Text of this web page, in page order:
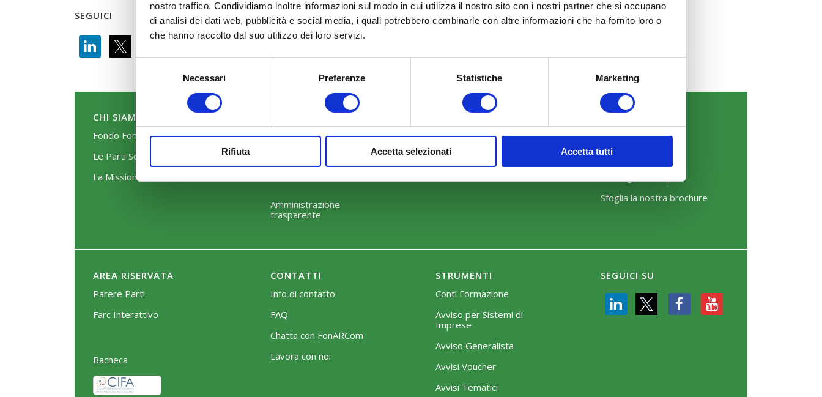
nostro traffico. Condividiamo inoltre informazioni sul modo in cui utilizza il nostro sito con i nostri partner che si occupano
di analisi dei dati web, pubblicità e social media, i quali potrebbero combinarle con altre informazioni che ha fornito loro o
che hanno raccolto dal suo utilizzo dei loro servizi.
consenso
Necessari Preferenze Statistiche Marketing
Rifiuta Accetta selezionati Accetta tutti
SEGUICI
CHI SIAMO
Fondo FonARCom
Le Parti Sociali
La Mission
COSA FACCIAMO
Perché scegliere FonARCom
Amministrazione
trasparente
COME ADERIRE
Modalità di adesione
Mobilità e Portabilità
COMUNICAZIONI
News
Eventi
Sfoglia la nostra brochure
AREA RISERVATA
Parere Parti
Farc Interattivo
Bacheca
CONTATTI
Info di contatto
FAQ
Chatta con FonARCom
Lavora con noi
STRUMENTI
Conti Formazione
Avviso per Sistemi di
Imprese
Avviso Generalista
Avvisi Voucher
Avvisi Tematici
SEGUICI SU